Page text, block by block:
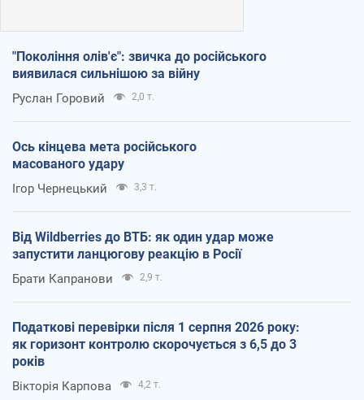
"Покоління олів'є": звичка до російського
виявилася сильнішою за війну
Руслан Горовий 2,0 т.
Ось кінцева мета російського
масованого удару
Ігор Чернецький 3,3 т.
Від Wildberries до ВТБ: як один удар може
запустити ланцюгову реакцію в Росії
Брати Капранови 2,9 т.
Податкові перевірки після 1 серпня 2026 року:
як горизонт контролю скорочується з 6,5 до 3
років
Вікторія Карпова 4,2 т.